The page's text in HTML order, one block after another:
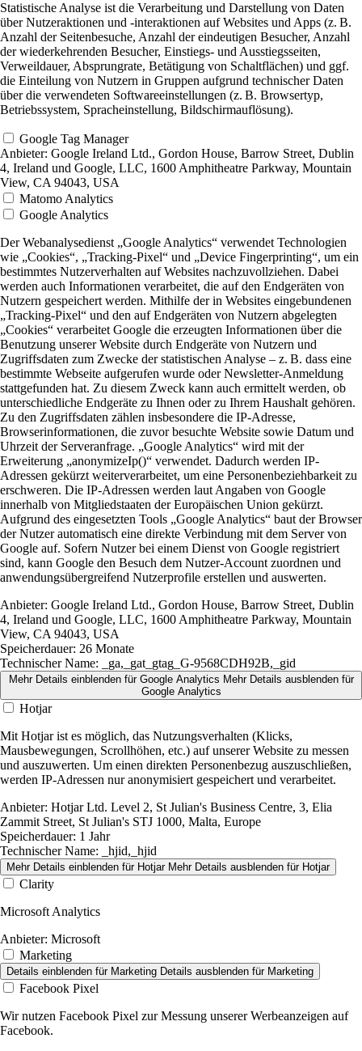
Statistische Analyse ist die Verarbeitung und Darstellung von Daten
über Nutzeraktionen und -interaktionen auf Websites und Apps (z. B.
Anzahl der Seitenbesuche, Anzahl der eindeutigen Besucher, Anzahl
der wiederkehrenden Besucher, Einstiegs- und Ausstiegsseiten,
Verweildauer, Absprungrate, Betätigung von Schaltflächen) und ggf.
die Einteilung von Nutzern in Gruppen aufgrund technischer Daten
über die verwendeten Softwareeinstellungen (z. B. Browsertyp,
Betriebssystem, Spracheinstellung, Bildschirmauflösung).
Google Tag Manager
Anbieter: Google Ireland Ltd., Gordon House, Barrow Street, Dublin
4, Ireland und Google, LLC, 1600 Amphitheatre Parkway, Mountain
View, CA 94043, USA
Matomo Analytics
Google Analytics
Der Webanalysedienst „Google Analytics“ verwendet Technologien
wie „Cookies“, „Tracking-Pixel“ und „Device Fingerprinting“, um ein
bestimmtes Nutzerverhalten auf Websites nachzuvollziehen. Dabei
werden auch Informationen verarbeitet, die auf den Endgeräten von
Nutzern gespeichert werden. Mithilfe der in Websites eingebundenen
„Tracking-Pixel“ und den auf Endgeräten von Nutzern abgelegten
„Cookies“ verarbeitet Google die erzeugten Informationen über die
Benutzung unserer Website durch Endgeräte von Nutzern und
Zugriffsdaten zum Zwecke der statistischen Analyse – z. B. dass eine
bestimmte Webseite aufgerufen wurde oder Newsletter-Anmeldung
stattgefunden hat. Zu diesem Zweck kann auch ermittelt werden, ob
unterschiedliche Endgeräte zu Ihnen oder zu Ihrem Haushalt gehören.
Zu den Zugriffsdaten zählen insbesondere die IP-Adresse,
Browserinformationen, die zuvor besuchte Website sowie Datum und
Uhrzeit der Serveranfrage. „Google Analytics“ wird mit der
Erweiterung „anonymizeIp()“ verwendet. Dadurch werden IP-
Adressen gekürzt weiterverarbeitet, um eine Personenbeziehbarkeit zu
erschweren. Die IP-Adressen werden laut Angaben von Google
innerhalb von Mitgliedstaaten der Europäischen Union gekürzt.
Aufgrund des eingesetzten Tools „Google Analytics“ baut der Browser
der Nutzer automatisch eine direkte Verbindung mit dem Server von
Google auf. Sofern Nutzer bei einem Dienst von Google registriert
sind, kann Google den Besuch dem Nutzer-Account zuordnen und
anwendungsübergreifend Nutzerprofile erstellen und auswerten.
Anbieter: Google Ireland Ltd., Gordon House, Barrow Street, Dublin
4, Ireland und Google, LLC, 1600 Amphitheatre Parkway, Mountain
View, CA 94043, USA
Speicherdauer: 26 Monate
Technischer Name: _ga,_gat_gtag_G-9568CDH92B,_gid
Mehr Details einblendenfür Google Analytics Mehr Details ausblendenfür
Google Analytics
Hotjar
Mit Hotjar ist es möglich, das Nutzungsverhalten (Klicks,
Mausbewegungen, Scrollhöhen, etc.) auf unserer Website zu messen
und auszuwerten. Um einen direkten Personenbezug auszuschließen,
werden IP-Adressen nur anonymisiert gespeichert und verarbeitet.
Anbieter: Hotjar Ltd. Level 2, St Julian's Business Centre, 3, Elia
Zammit Street, St Julian's STJ 1000, Malta, Europe
Speicherdauer: 1 Jahr
Technischer Name: _hjid,_hjid
Mehr Details einblenden für Hotjar Mehr Details ausblenden für Hotjar
Clarity
Microsoft Analytics
Anbieter: Microsoft
Marketing
Details einblenden für Marketing Details ausblenden für Marketing
Facebook Pixel
Wir nutzen Facebook Pixel zur Messung unserer Werbeanzeigen auf
Facebook.